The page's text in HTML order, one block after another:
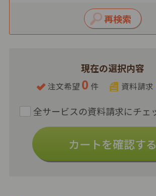
現在の選択内容
注文希望 0 件 資料請求
カートを確認する